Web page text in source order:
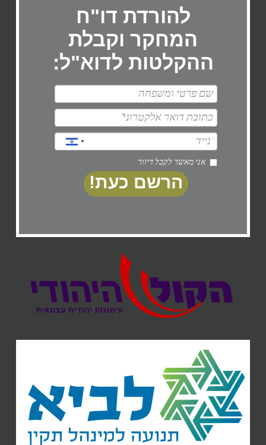
להורדת דו"ח
המחקר וקבלת
ההקלטות לדוא"ל:
אני מאשר לקבל דיוור
הרשם כעת!